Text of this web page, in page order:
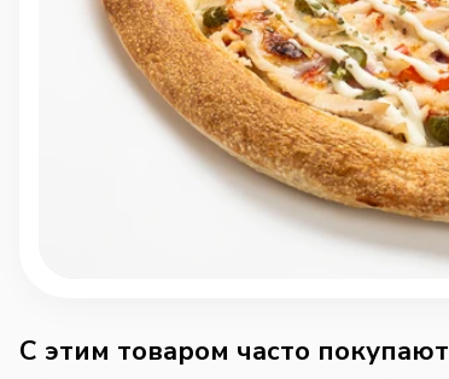
C этим товаром часто покупают